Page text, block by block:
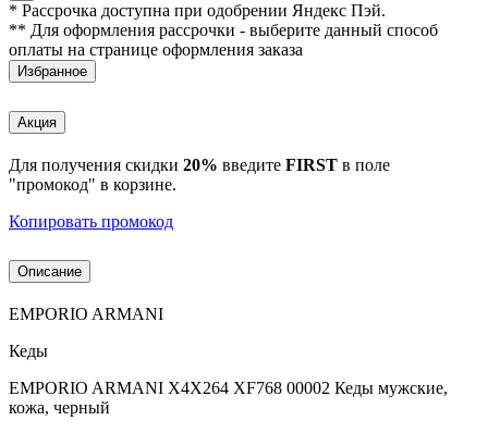
* Рассрочка доступна при одобрении Яндекс Пэй.
** Для оформления рассрочки - выберите данный способ
оплаты на странице оформления заказа
Избранное
Акция
Для получения скидки 20% введите FIRST в поле
"промокод" в корзине.
Копировать промокод
Описание
EMPORIO ARMANI
Кеды
EMPORIO ARMANI X4X264 XF768 00002 Кеды мужские,
кожа, черный